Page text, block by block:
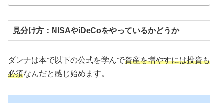
見分け方：NISAやiDeCoをやっているかどうか
ダンナは本で以下の公式を学んで資産を増やすには投資も
必須なんだと感じ始めます。